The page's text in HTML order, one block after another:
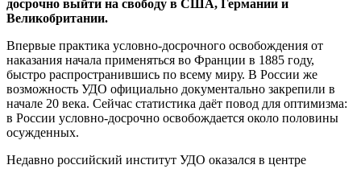
досрочно выйти на свободу в США, Германии и
Великобритании.
Впервые практика условно-досрочного освобождения от
наказания начала применяться во Франции в 1885 году,
быстро распространившись по всему миру. В России же
возможность УДО официально документально закрепили в
начале 20 века. Сейчас статистика даёт повод для оптимизма:
в России условно-досрочно освобождается около половины
осужденных.
Недавно российский институт УДО оказался в центре